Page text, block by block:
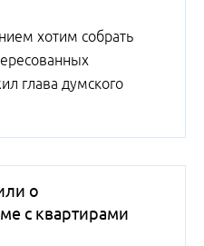
хотим собрать
глава думского
о
с квартирами